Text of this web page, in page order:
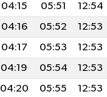
04:15 05:51 12:54
04:16 05:52 12:53
04:17 05:53 12:53
04:19 05:54 12:53
04:20 05:55 12:53